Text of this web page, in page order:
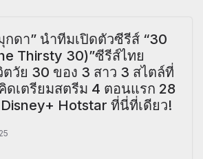
ดา” นำทีมเปิดตัวซีรีส์ “30
Thirsty 30)”ซีรีส์ไทย
วัย 30 ของ 3 สาว 3 สไตล์ที่
ดเตรียมสตรีม 4 ตอนแรก 28
Hotstar ที่นี่ที่เดียว!